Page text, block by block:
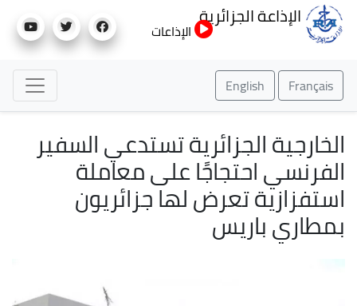
إلى
الإذاعة الجزائرية
الإذاعات
Français
English
الخارجية الجزائرية تستدعي السفير
الفرنسي احتجاجًا على معاملة
استفزازية تعرض لها جزائريون
بمطاري باريس